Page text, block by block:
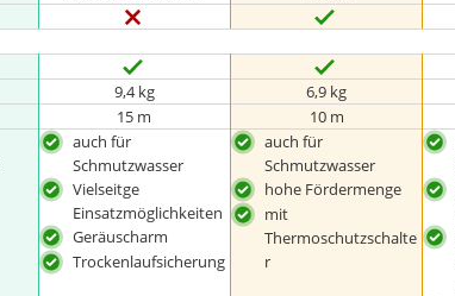
9,4 kg 6,9 kg
15 m 10 m
auch für
Schmutzwasser
Vielseitge
Einsatzmöglichkeiten
Geräuscharm
Trockenlaufsicherung
auch für
Schmutzwasser
hohe Fördermenge
mit
Thermoschutzschalte
r